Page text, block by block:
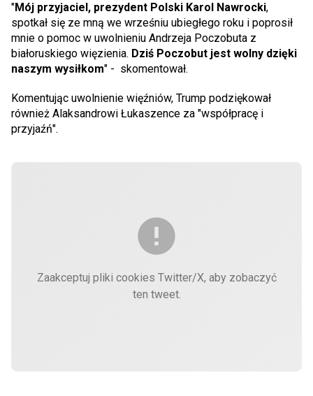
"Mój przyjaciel, prezydent Polski Karol Nawrocki,
spotkał się ze mną we wrześniu ubiegłego roku i poprosił
mnie o pomoc w uwolnieniu Andrzeja Poczobuta z
białoruskiego więzienia. Dziś Poczobut jest wolny dzięki
naszym wysiłkom" - skomentował.
Komentując uwolnienie więźniów, Trump podziękował
również Alaksandrowi Łukaszence za "współpracę i
przyjaźń".
Zaakceptuj pliki cookies Twitter/X, aby zobaczyć
ten tweet.